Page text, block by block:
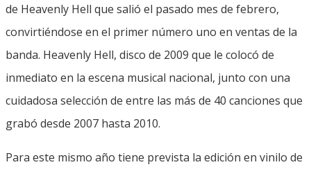
de Heavenly Hell que salió el pasado mes de febrero,
convirtiéndose en el primer número uno en ventas de la
banda. Heavenly Hell, disco de 2009 que le colocó de
inmediato en la escena musical nacional, junto con una
cuidadosa selección de entre las más de 40 canciones que
grabó desde 2007 hasta 2010.
Para este mismo año tiene prevista la edición en vinilo de